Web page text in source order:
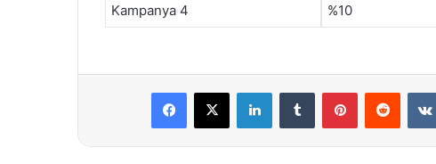
Kampanya 4 %10
Facebook
X LinkedInTumblr PinterestReddit